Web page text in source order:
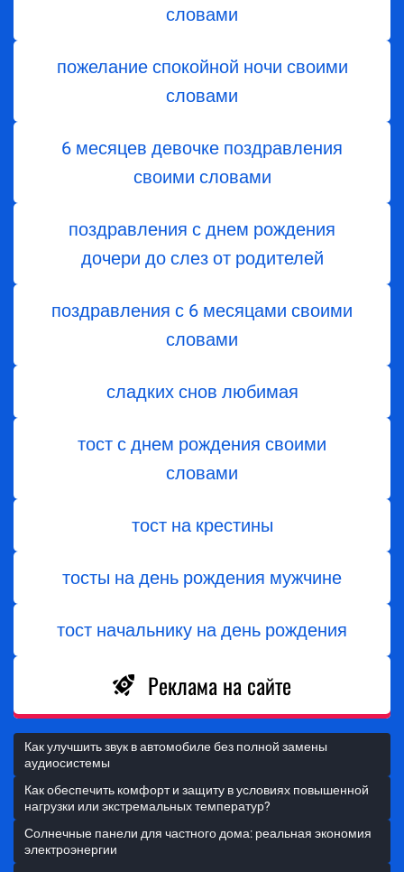
словами
пожелание спокойной ночи своими
словами
6 месяцев девочке поздравления
своими словами
поздравления с днем ​​рождения
дочери до слез от родителей
поздравления с 6 месяцами своими
словами
сладких снов любимая
тост с днем ​​рождения своими
словами
тост на крестины
тосты на день рождения мужчине
тост начальнику на день рождения
Реклама на сайте
Как улучшить звук в автомобиле без полной замены
аудиосистемы
Как обеспечить комфорт и защиту в условиях повышенной
нагрузки или экстремальных температур?
Солнечные панели для частного дома: реальная экономия
электроэнергии